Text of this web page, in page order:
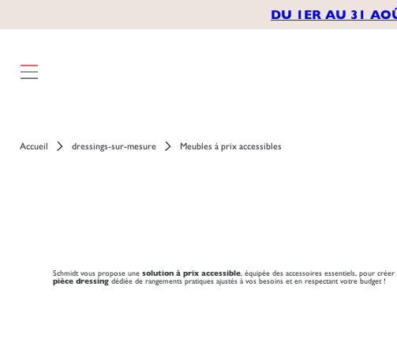
DU 1ER AU 31
Accueil dressings-sur-mesure Meubles à prix accessibles
Schmidt vous propose une solution à prix accessible , équipée des accessoires essentiels, pour
pièce dressingdédiée de rangements pratiques ajustés à vos besoins et en respectant votre budget !